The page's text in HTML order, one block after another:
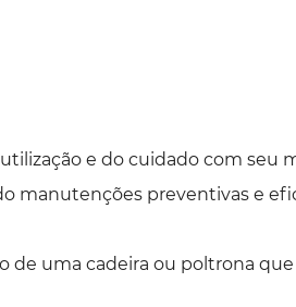
e do cuidado com seu
manutenções preventivas e
de uma cadeira ou poltrona